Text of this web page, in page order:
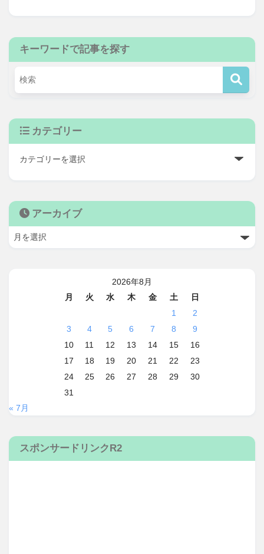
キーワードで記事を探す
カテゴリー
アーカイブ
2026年8月
月
火 水 木 金 土
日
1
2
3
4 5 6 7 8
9
10
11 12 13 14 15
16
17
18 19 20 21 22
23
24
25 26 27 28 29
30
31
« 7月
スポンサードリンクR2